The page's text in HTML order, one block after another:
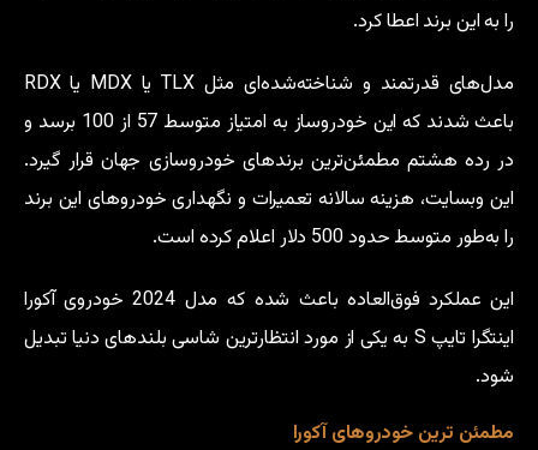
را به این برند اعطا کرد.
مدل‌های قدرتمند و شناخته‌شده‌ای مثل TLX یا MDX یا RDX
باعث شدند که این خودروساز به امتیاز متوسط 57 از 100 برسد و
در رده هشتم مطمئن‌ترین برندهای خودروسازی جهان قرار گیرد.
این وبسایت، هزینه سالانه تعمیرات و نگهداری خودروهای این برند
را به‌طور متوسط حدود 500 دلار اعلام کرده است.
این عملکرد فوق‌العاده باعث شده که مدل 2024 خودروی آکورا
اینتگرا تایپ S به یکی از مورد انتظارترین شاسی بلندهای دنیا تبدیل
شود.
مطمئن ترین خودروهای آکورا